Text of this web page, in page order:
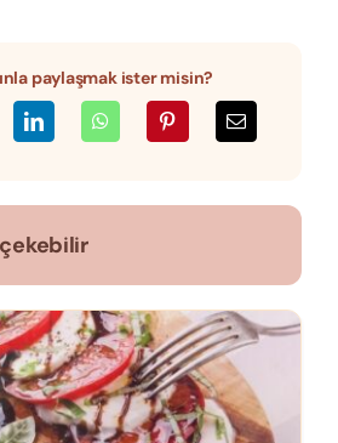
paylaşmak ister misin?